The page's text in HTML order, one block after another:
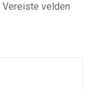
Vereiste velden